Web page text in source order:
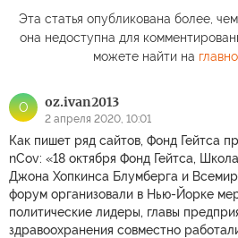
Эта статья опубликована более,
она недоступна для
можете найти на
O oz.ivan2013
2 апреля 2020, 10:01
Как пишет ряд сайтов, Фонд Гейтса
nCov: «18 октября Фонд Гейтса,
Джона Хопкинса Блумберга и
форум организовали в Нью-Йорке
политические лидеры, главы
здравоохранения совместно